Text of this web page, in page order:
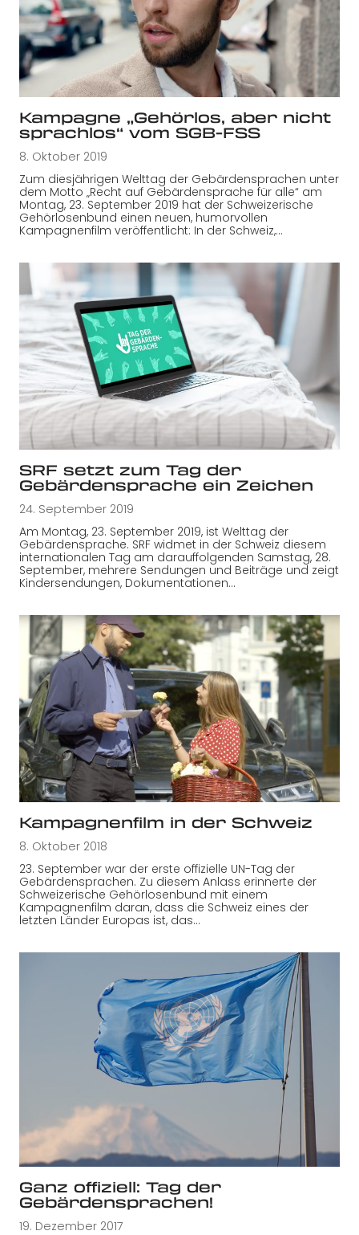
Kampagne „Gehörlos, aber nicht
sprachlos“ vom SGB-FSS
8. Oktober 2019
Zum diesjährigen Welttag der Gebärdensprachen unter
dem Motto „Recht auf Gebärdensprache für alle“ am
Montag, 23. September 2019 hat der Schweizerische
Gehörlosenbund einen neuen, humorvollen
Kampagnenfilm veröffentlicht: In der Schweiz,…
SRF setzt zum Tag der
Gebärdensprache ein Zeichen
24. September 2019
Am Montag, 23. September 2019, ist Welttag der
Gebärdensprache. SRF widmet in der Schweiz diesem
internationalen Tag am darauffolgenden Samstag, 28.
September, mehrere Sendungen und Beiträge und zeigt
Kindersendungen, Dokumentationen…
Kampagnenfilm in der Schweiz
8. Oktober 2018
23. September war der erste offizielle UN-Tag der
Gebärdensprachen. Zu diesem Anlass erinnerte der
Schweizerische Gehörlosenbund mit einem
Kampagnenfilm daran, dass die Schweiz eines der
letzten Länder Europas ist, das…
Ganz offiziell: Tag der
Gebärdensprachen!
19. Dezember 2017